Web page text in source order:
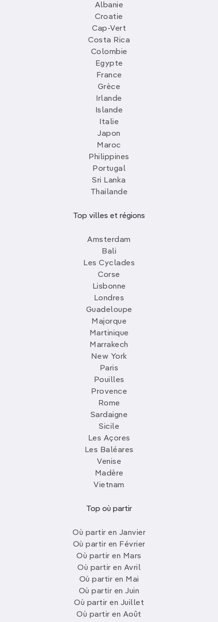
Albanie
Croatie
Cap-Vert
Costa Rica
Colombie
Egypte
France
Grèce
Irlande
Islande
Italie
Japon
Maroc
Philippines
Portugal
Sri Lanka
Thailande
Top villes et régions
Amsterdam
Bali
Les Cyclades
Corse
Lisbonne
Londres
Guadeloupe
Majorque
Martinique
Marrakech
New York
Paris
Pouilles
Provence
Rome
Sardaigne
Sicile
Les Açores
Les Baléares
Venise
Madère
Vietnam
Top où partir
Où partir en Janvier
Où partir en Février
Où partir en Mars
Où partir en Avril
Où partir en Mai
Où partir en Juin
Où partir en Juillet
Où partir en Août